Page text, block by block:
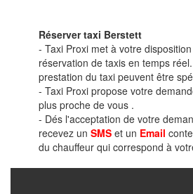
Réserver taxi Berstett
- Taxi Proxi met à votre
réservation de taxis en temps
prestation du taxi peuvent être
- Taxi Proxi propose votre
plus proche de vous .
- Dés l'acceptation de votre
recevez un SMS et un Email
du chauffeur qui correspond à